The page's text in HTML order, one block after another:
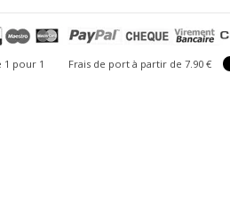
1 pour 1 Frais de port à partir de 7.90 €